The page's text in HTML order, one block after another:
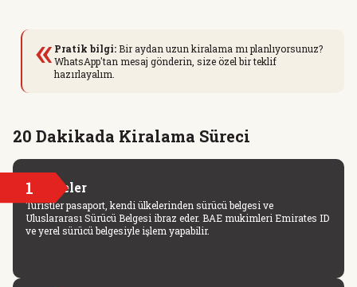
« Pratik bilgi:Bir aydan uzun kiralama mı planlıyorsunuz?
WhatsApp'tan mesaj gönderin, size özel bir teklif
hazırlayalım.
20 Dakikada Kiralama Süreci
1 Belgeler
Turistler pasaport, kendi ülkelerinden sürücü belgesi ve
Uluslararası Sürücü Belgesi ibraz eder. BAE mukimleri Emirates ID
ve yerel sürücü belgesiyle işlem yapabilir.